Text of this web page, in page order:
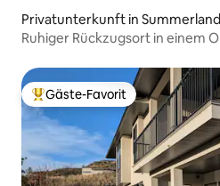
Privatunterkunft in Summerland
Ruhiger Rückzugsort in einem
Beliebter Gäste-Favorit.
Gäste-Favorit